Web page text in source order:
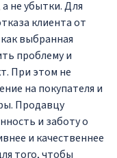
не убытки. Для
клиента от
выбранная
проблему и
При этом не
на покупателя и
Продавцу
и заботу о
и качественнее
того, чтобы